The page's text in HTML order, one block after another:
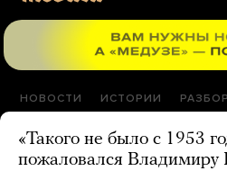
НОВОСТИ ИСТОРИИ РАЗБОР
«Такого не было с 1953
пожаловался Владимиру